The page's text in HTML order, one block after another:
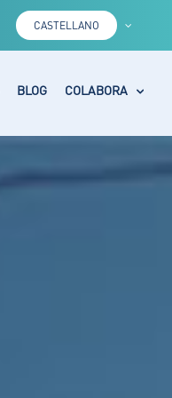
CASTELLANO
BLOG COLABORA